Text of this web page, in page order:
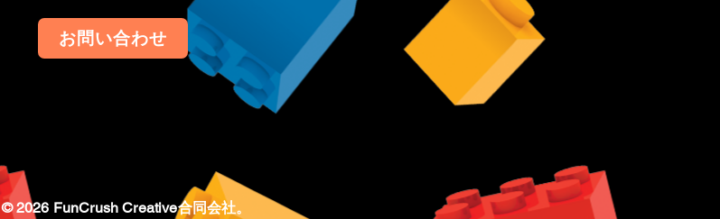
お問い合わせ
© 2026 FunCrush Creative合同会社。